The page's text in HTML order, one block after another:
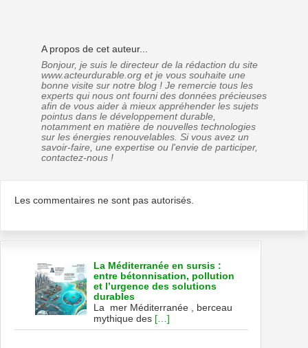
A propos de cet auteur...
Bonjour, je suis le directeur de la rédaction du site
www.acteurdurable.org et je vous souhaite une
bonne visite sur notre blog ! Je remercie tous les
experts qui nous ont fourni des données précieuses
afin de vous aider à mieux appréhender les sujets
pointus dans le développement durable,
notamment en matière de nouvelles technologies
sur les énergies renouvelables. Si vous avez un
savoir-faire, une expertise ou l'envie de participer,
contactez-nous !
Les commentaires ne sont pas autorisés.
La Méditerranée en sursis :
entre bétonnisation, pollution
et l’urgence des solutions
durables
La mer Méditerranée , berceau
mythique des […]